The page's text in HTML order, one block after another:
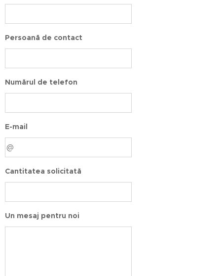
Persoană de contact
Numărul de telefon
E-mail
Cantitatea solicitată
Un mesaj pentru noi